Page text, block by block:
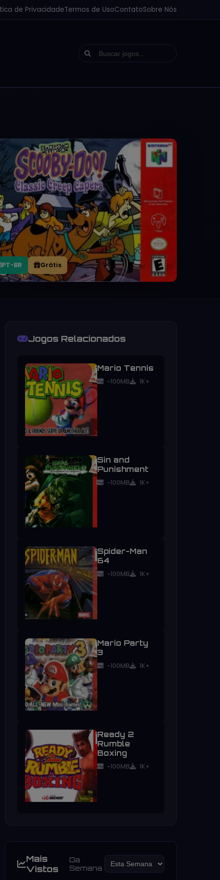
de PrivacidadeTermos de UsoContatoSobre Nós
PT-BR Grátis
Jogos Relacionados
Mario Tennis
~100MB 1K+
Sin and
Punishment
~100MB 1K+
Spider-Man
64
~100MB 1K+
Mario Party
3
~100MB 1K+
Ready 2
Rumble
Boxing
~100MB 1K+
Mais
Vistos
Da
Semana